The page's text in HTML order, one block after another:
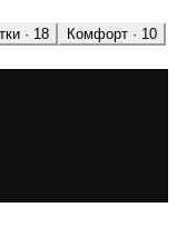
· 18 Комфорт · 10